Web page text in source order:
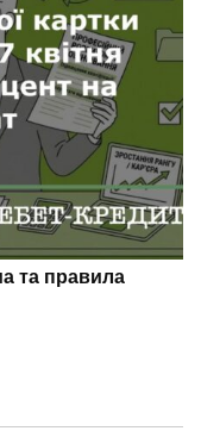
та правила